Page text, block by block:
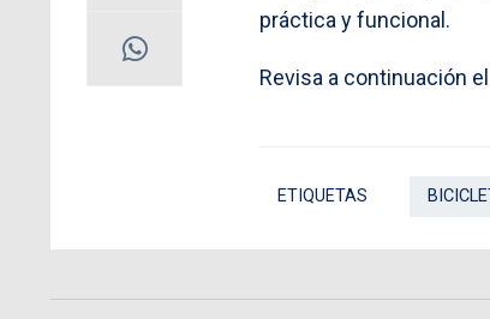
práctica y funcional.
Revisa a continuación
ETIQUETAS